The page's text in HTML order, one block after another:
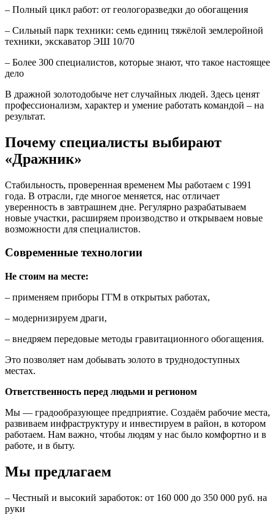
– Полный цикл работ: от геологоразведки до обогащения
– Сильный парк техники: семь единиц тяжёлой землеройной
техники, экскаватор ЭШ 10/70
– Более 300 специалистов, которые знают, что такое настоящее
дело
В дражной золотодобыче нет случайных людей. Здесь ценят
профессионализм, характер и умение работать командой – на
результат.
Почему специалисты выбирают
«Дражник»
Стабильность, проверенная временем Мы работаем с 1991
года. В отрасли, где многое меняется, нас отличает
уверенность в завтрашнем дне. Регулярно разрабатываем
новые участки, расширяем производство и открываем новые
возможности для специалистов.
Современные технологии
Не стоим на месте:
– применяем приборы ГГМ в открытых работах,
– модернизируем драги,
– внедряем передовые методы гравитационного обогащения.
Это позволяет нам добывать золото в труднодоступных
местах.
Ответственность перед людьми и регионом
Мы — градообразующее предприятие. Создаём рабочие места,
развиваем инфраструктуру и инвестируем в район, в котором
работаем. Нам важно, чтобы людям у нас было комфортно и в
работе, и в быту.
Мы предлагаем
– Честный и высокий заработок: от 160 000 до 350 000 руб. на
руки